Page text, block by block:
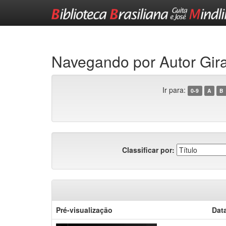
Navegando por Autor
Ir para: 0-9 A B
Classificar por:
Pré-visualização